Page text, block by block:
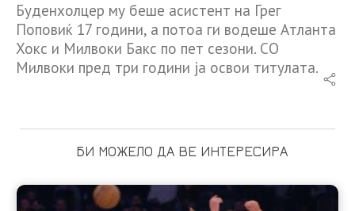
Буденхолцер му беше асистент на Грег
Поповиќ 17 години, а потоа ги водеше Атланта
Хокс и Милвоки Бакс по пет сезони. СО
Милвоки пред три години ја освои титулата.
БИ МОЖЕЛО ДА ВЕ ИНТЕРЕСИРА